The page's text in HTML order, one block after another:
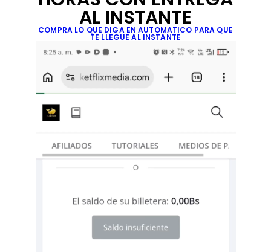
AL INSTANTE
COMPRA LO QUE DIGA EN AUTOMATICO PARA QUE
TE LLEGUE AL INSTANTE